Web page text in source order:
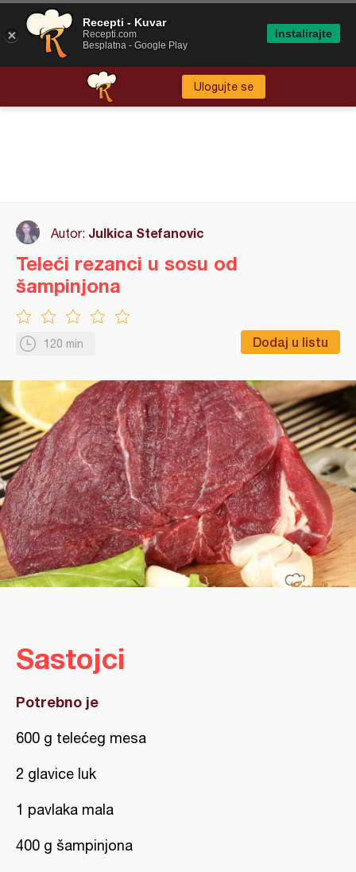
Ulogujte se
Autor: Julkica Stefanovic
120 min Dodaj u listu
Teleći rezanci u sosu od
šampinjona
Sastojci
Potrebno je
600 g telećeg mesa
2 glavice luk
1 pavlaka mala
400 g šampinjona
Recepti - Kuvar
Recepti.com
Besplatna - Google Play
Instalirajte